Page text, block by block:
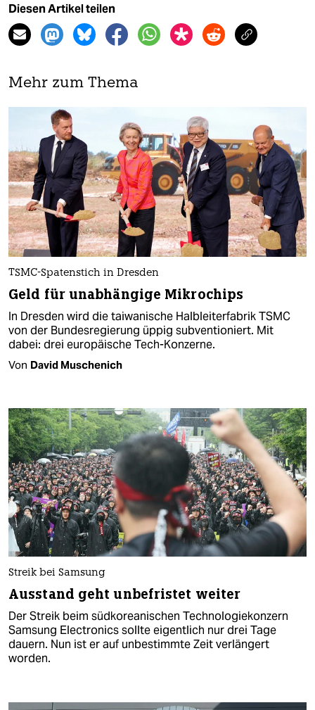
Diesen Artikel teilen
Mehr zum Thema
TSMC-Spatenstich in Dresden
Geld für unabhängige Mikrochips
In Dresden wird die taiwanische Halbleiterfabrik TSMC
von der Bundesregierung üppig subventioniert. Mit
dabei: drei europäische Tech-Konzerne.
Von David Muschenich
Streik bei Samsung
Ausstand geht unbefristet weiter
Der Streik beim südkoreanischen Technologiekonzern
Samsung Electronics sollte eigentlich nur drei Tage
dauern. Nun ist er auf unbestimmte Zeit verlängert
worden.